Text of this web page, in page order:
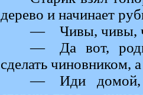
дерево и начинает
— Чивы, чивы,
— Да вот,
сделать
— Иди домой,